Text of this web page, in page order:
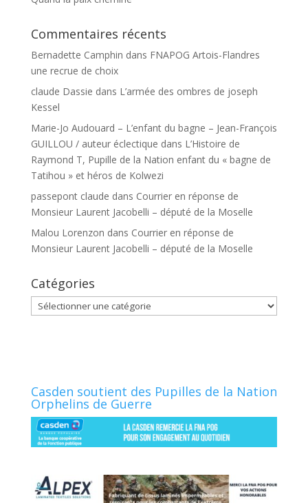
Commentaires récents
Bernadette Camphin dans FNAPOG Artois-Flandres
une recrue de choix
claude Dassie dans L’armée des ombres de joseph
Kessel
Marie-Jo Audouard – L’enfant du bagne – Jean-François
GUILLOU / auteur éclectique dans L’Histoire de
Raymond T, Pupille de la Nation enfant du « bagne de
Tatihou » et héros de Kolwezi
passepont claude dans Courrier en réponse de
Monsieur Laurent Jacobelli – député de la Moselle
Malou Lorenzon dans Courrier en réponse de
Monsieur Laurent Jacobelli – député de la Moselle
Catégories
Catégories
Casden soutient des Pupilles de la Nation
Orphelins de Guerre